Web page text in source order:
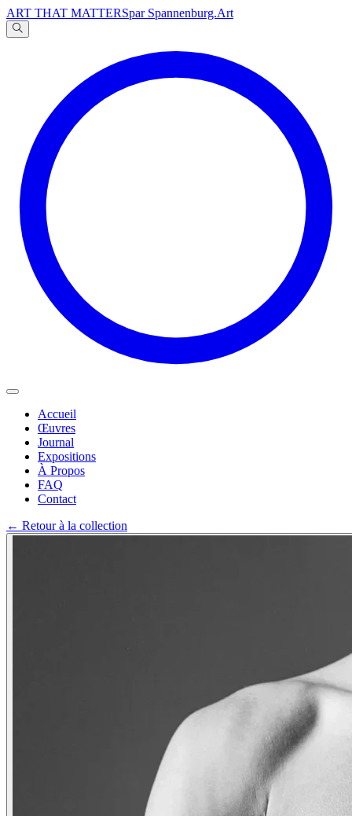
ART THAT MATTERSpar Spannenburg.Art
文
Accueil
Œuvres
Journal
Expositions
À Propos
FAQ
Contact
← Retour à la collection